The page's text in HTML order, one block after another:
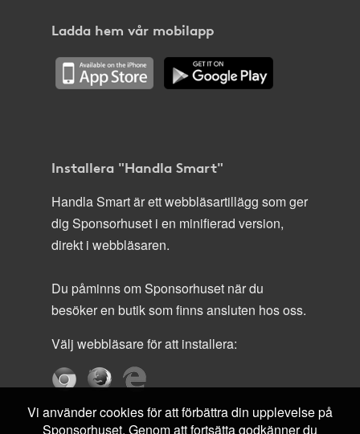
Ladda hem vår mobilapp
Installera "Handla Smart"
Handla Smart är ett webbläsartillägg som ger
dig Sponsorhuset i en minifierad version,
direkt i webbläsaren.
Du påminns om Sponsorhuset när du
besöker en butik som finns ansluten hos oss.
Välj webbläsare för att installera:
Vi använder cookies för att förbättra din upplevelse på
Sponsorhuset. Genom att fortsätta godkänner du